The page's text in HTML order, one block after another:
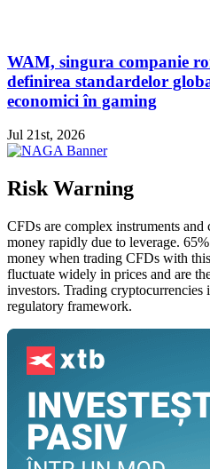
WAM, singura companie
definirea standardelor
economici în gaming
Jul 21st, 2026
Risk Warning
CFDs are complex instruments
money rapidly due to leverage.
money when trading CFDs with
fluctuate widely in prices and are
investors. Trading
regulatory framework.